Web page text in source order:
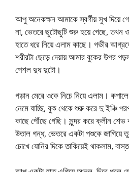
আপু অনেকক্ষন আমাকে স্বর্গীয় সুখ দিয়ে
না, ভেতরে ছুটোছুটি শুরু হয়ে গেছে, তখন
হাতে ধরে নিয়ে এলাম কাছে। গভীর
শরীরটা ছেড়ে দেয়ায় আমার বুকের উপর
পেশল দুধ দুটো।
গড়ান মেরে ওকে নিচে নিয়ে এলাম।
নেমে যাচ্ছি, বুক থেকে শুরু করে দু ইঞ্চি
কাছে পৌঁছে গেছি। সুন্দর করে ক্লীন
উতাল গন্ধ, ভেতরে একটা পশুকে
চোখে যোনির দিকে তাকিয়েই থাকলাম,